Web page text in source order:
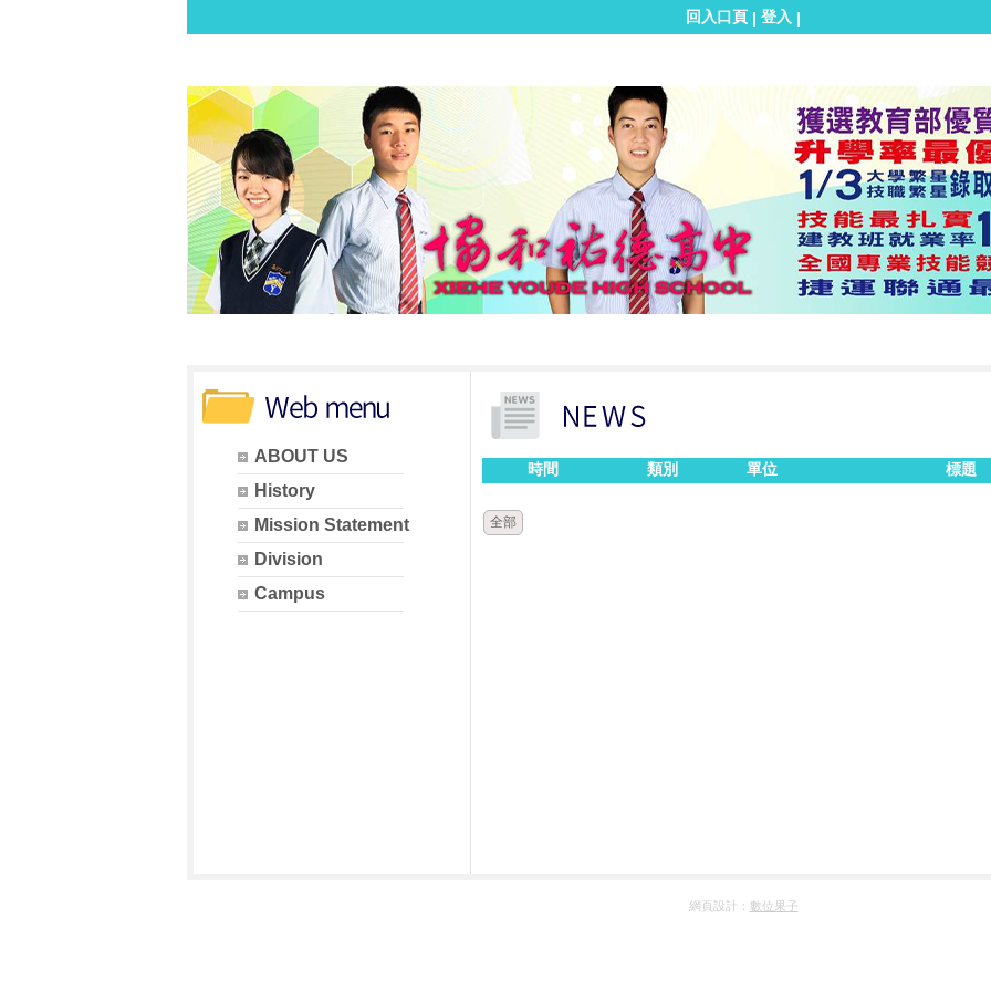
回入口頁 | 登入 |
ABOUT US
History
Mission Statement
Division
Campus
時間 類別 單位 標題
全部
網頁設計： 數位果子